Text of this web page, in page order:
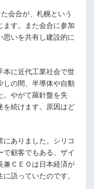
会合が、札幌という
ます。また会合に参加
思いを共有し建設的に
本に近代工業社会で世
しの間、半導体や自動
。やがて羅針盤を失
を続けます。原因はど
にありました。シリコ
で顧客でもある、ザイ
兼ＣＥＯは日本経済が
語っていたのです。